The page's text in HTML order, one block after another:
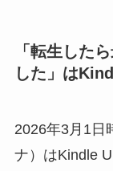
「転生した
した」は
2026年3月1日
ナ）はKindle